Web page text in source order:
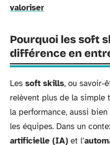
valoriser
Pourquoi les soft
différence en
Les soft skills, ou savoir-
relèvent plus de la simple
la performance, aussi
les équipes. Dans un
artificielle (IA) et l’